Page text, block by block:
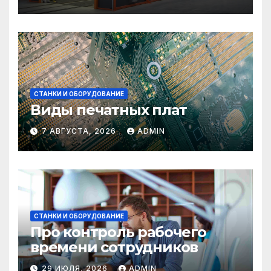
СТАНКИ И ОБОРУДОВАНИЕ
Виды печатных плат
7 АВГУСТА, 2026 ADMIN
СТАНКИ И ОБОРУДОВАНИЕ
Про контроль рабочего
времени сотрудников
29 ИЮЛЯ, 2026 ADMIN